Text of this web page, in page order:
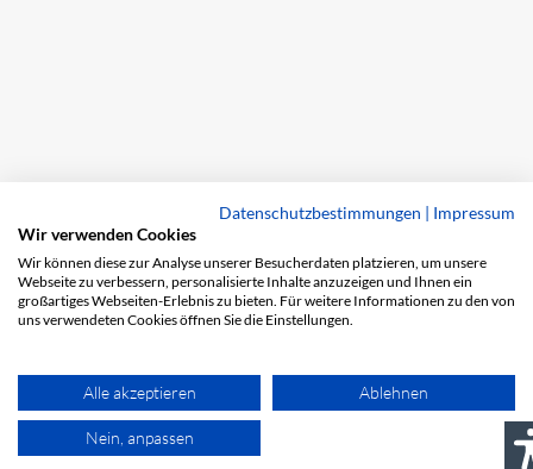
Datenschutzbestimmungen | Impressum
Wir verwenden Cookies
Wir können diese zur Analyse unserer Besucherdaten platzieren, um unsere
Webseite zu verbessern, personalisierte Inhalte anzuzeigen und Ihnen ein
großartiges Webseiten-Erlebnis zu bieten. Für weitere Informationen zu den von
uns verwendeten Cookies öffnen Sie die Einstellungen.
Alle akzeptieren Ablehnen
Nein, anpassen